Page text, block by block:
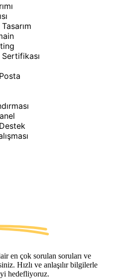
Sertifikası
en çok sorulan soruları ve
Hızlı ve anlaşılır bilgilerle
hedefliyoruz.